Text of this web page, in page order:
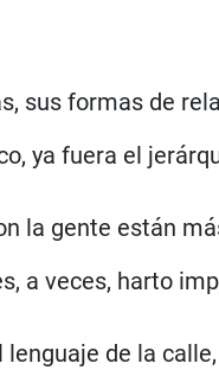
sus formas de
ya fuera el
la gente están
a veces, harto
de la